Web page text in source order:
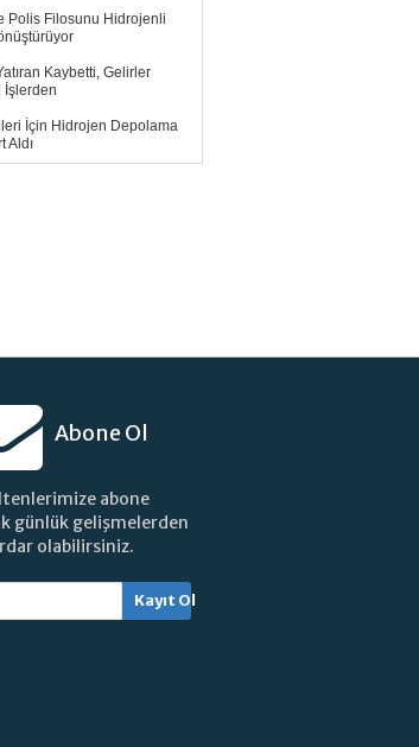
Polis Filosunu Hidrojenli
Kaybetti, Gelirler
İşlerden
İçin Hidrojen Depolama
Aldı
Abone Ol
abone
günlük gelişmelerden
olabilirsiniz.
Kayıt Ol